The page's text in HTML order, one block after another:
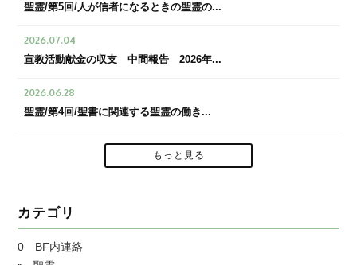
聖霊/第5回/人が信者になるときの聖霊の...
2026.07.04
宣教活動献金の収支 中間報告 2026年...
2026.06.28
聖霊/第4回/聖書に関連する聖霊の働き...
もっと見る
カテゴリ
0 BF内連絡